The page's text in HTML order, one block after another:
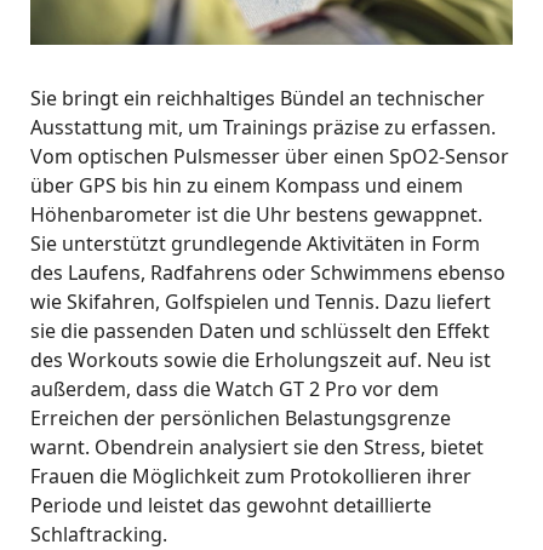
Sie bringt ein reichhaltiges Bündel an technischer
Ausstattung mit, um Trainings präzise zu erfassen.
Vom optischen Pulsmesser über einen SpO2-Sensor
über GPS bis hin zu einem Kompass und einem
Höhenbarometer ist die Uhr bestens gewappnet.
Sie unterstützt grundlegende Aktivitäten in Form
des Laufens, Radfahrens oder Schwimmens ebenso
wie Skifahren, Golfspielen und Tennis. Dazu liefert
sie die passenden Daten und schlüsselt den Effekt
des Workouts sowie die Erholungszeit auf. Neu ist
außerdem, dass die Watch GT 2 Pro vor dem
Erreichen der persönlichen Belastungsgrenze
warnt. Obendrein analysiert sie den Stress, bietet
Frauen die Möglichkeit zum Protokollieren ihrer
Periode und leistet das gewohnt detaillierte
Schlaftracking.